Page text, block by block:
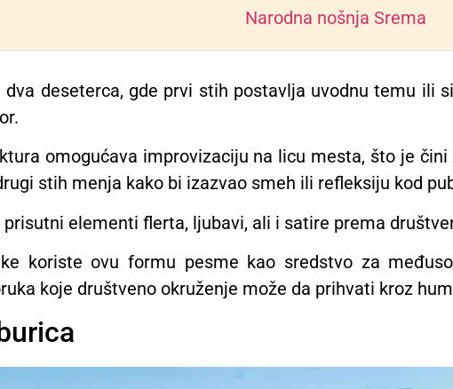
Narodna nošnja Srema
dva deseterca, gde prvi stih postavlja uvodnu temu ili
omogućava improvizaciju na licu mesta, što je
stih menja kako bi izazvao smeh ili refleksiju kod
prisutni elementi flerta, ljubavi, ali i satire prema
koriste ovu formu pesme kao sredstvo za
koje društveno okruženje može da prihvati kroz